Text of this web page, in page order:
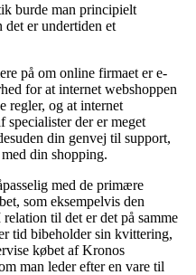
burde man principielt
det er undertiden et
på om online firmaet er e-
for at internet webshoppen
regler, og at internet
specialister der er meget
din genvej til support,
din shopping.
med de primære
som eksempelvis den
til det er det på samme
tid bibeholder sin kvittering,
købet af Kronos
man leder efter en vare til